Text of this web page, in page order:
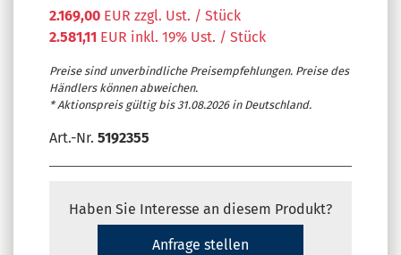
2.169,00 EUR zzgl. Ust. / Stück
2.581,11 EUR inkl. 19% Ust. / Stück
Preise sind unverbindliche Preisempfehlungen. Preise des
Händlers können abweichen.
* Aktionspreis gültig bis 31.08.2026 in Deutschland.
Art.-Nr. 5192355
Haben Sie Interesse an diesem Produkt?
Anfrage stellen